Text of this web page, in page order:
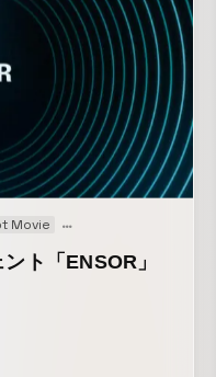
Movie Motion graphics
ト「ENSOR」